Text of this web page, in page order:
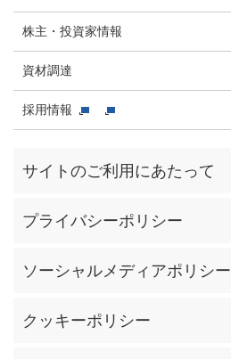
株主・投資家情報
資材調達
採用情報
サイトのご利用にあたって
プライバシーポリシー
ソーシャルメディアポリシー
クッキーポリシー